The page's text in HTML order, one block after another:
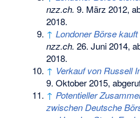
nzz.ch. 9. März 2012,
2018.
↑ Londoner Börse
nzz.ch. 26. Juni 2014,
2018.
↑ Verkauf von Russell
9. Oktober 2015,
↑ Potentieller
zwischen Deutsche